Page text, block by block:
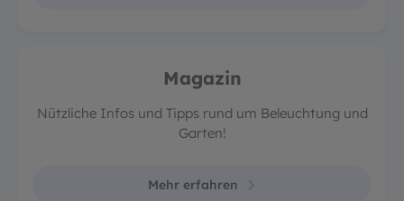
Magazin
Nützliche Infos und Tipps rund um Beleuchtung und
Garten!
Mehr erfahren